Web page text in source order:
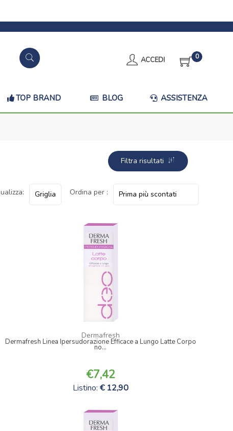
ACCEDI 0
TOP BRAND BLOG ASSISTENZA
Filtra risultati
Ordina per :
Dermafresh
Dermafresh Linea Ipersudorazione Efficace a Lungo Latte Corpo
no...
7,42
Listino: 12,90